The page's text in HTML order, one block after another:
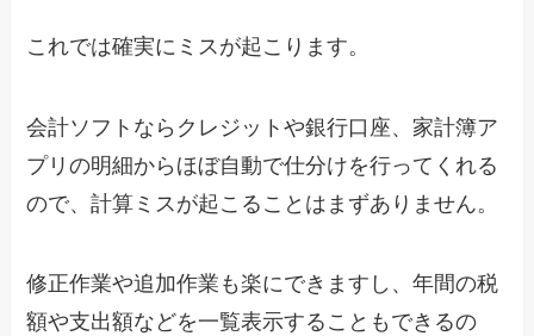
これでは確実にミスが起こります。
会計ソフトならクレジットや銀行口座、家計簿ア
プリの明細からほぼ自動で仕分けを行ってくれる
ので、計算ミスが起こることはまずありません。
修正作業や追加作業も楽にできますし、年間の税
額や支出額などを一覧表示することもできるの